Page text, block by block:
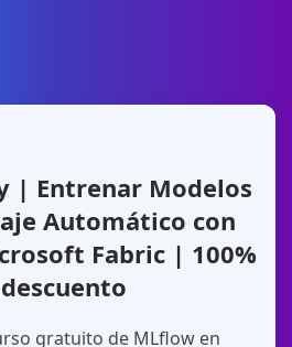
| Entrenar Modelos
Automático con
Fabric | 100%
gratuito de MLflow en